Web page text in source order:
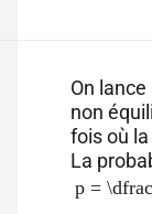
On
non
fois où
La
p =